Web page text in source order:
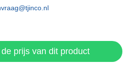
prijs van dit product